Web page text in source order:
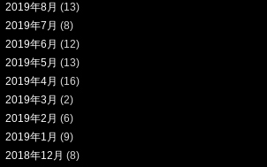
2019年8月 (13)
2019年7月 (8)
2019年6月 (12)
2019年5月 (13)
2019年4月 (16)
2019年3月 (2)
2019年2月 (6)
2019年1月 (9)
2018年12月 (8)